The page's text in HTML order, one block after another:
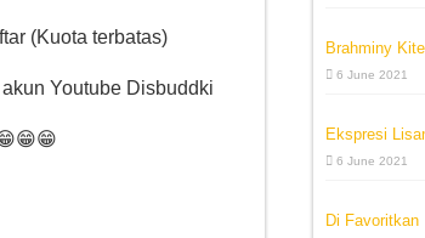
(Kuota terbatas)
Youtube Disbuddki
Brahminy
6 June 2021
Ekspresi
6 June 2021
Di Favoritkan